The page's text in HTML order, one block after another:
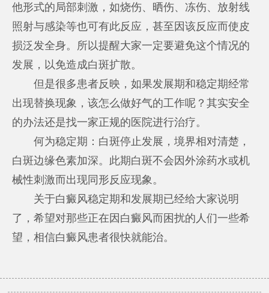
他形式的局部刺激，如烧伤、晒伤、冻伤、放射线
照射与感染等也可有此反应，甚至因该反应而使皮
损泛发全身。所以提醒大家一定要避免这个情况的
发展，以免造成白斑扩散。
但是很多患者反映，如果发展期和稳定期经常
出现替换现象，该怎么做好气的工作呢？其实安全
的办法还是找一家正规的医院进行治疗。
何为稳定期：白斑停止发展，境界相对清楚，
白斑边缘色素加深。此期白斑不会因外涂药水或机
械性刺激而出现同形反应现象。
关于白癜风稳定期和发展期已经给大家说明
了，希望对那些正在因白癜风而困扰的人们一些希
望，相信白癜风患者很快就能治。